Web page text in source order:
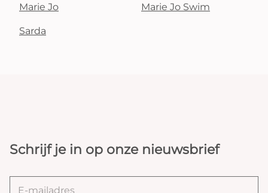
Marie Jo Marie Jo Swim
Sarda
Schrijf je in op onze nieuwsbrief